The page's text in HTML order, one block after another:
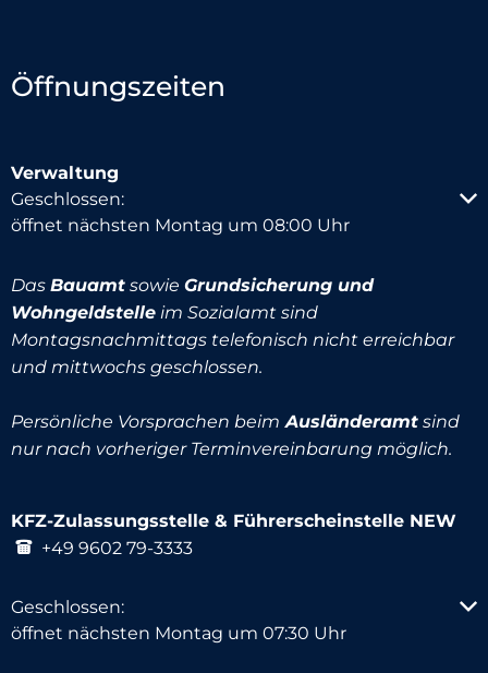
Öffnungszeiten
Verwaltung
Klicken, um weitere Öffnungs- oder Schließzeiten
Geschlossen:
öffnet nächsten Montag um 08:00 Uhr
Das Bauamt sowie Grundsicherung und
Wohngeldstelle im Sozialamt sind
Montagsnachmittags telefonisch nicht erreichbar
und mittwochs geschlossen.
Persönliche Vorsprachen beim Ausländeramt sind
nur nach vorheriger Terminvereinbarung möglich.
KFZ-Zulassungsstelle & Führerscheinstelle NEW
+49 9602 79-3333
Klicken, um weitere Öffnungs- oder Schließzeiten
Geschlossen:
öffnet nächsten Montag um 07:30 Uhr